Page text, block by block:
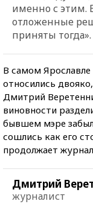
именно с этим.
отложенные
приняты тогда».
В самом
относились
Дмитрий
виновности
бывшем мэре
сошлись как его
продолжает
Дмитрий
журналист